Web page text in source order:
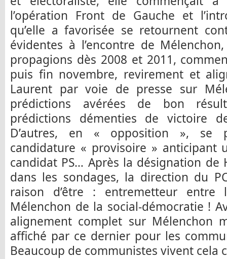
l’opération Front de Gauche et
qu’elle a favorisée se retournent
évidentes à l’encontre de
propagions dès 2008 et 2011,
puis fin novembre, revirement et
Laurent par voie de presse sur
prédictions avérées de bon
prédictions démenties de victoire
D’autres, en « opposition », se
candidature « provisoire » anticipant
candidat PS… Après la désignation
dans les sondages, la direction du
raison d’être : entremetteur entre
Mélenchon de la social-démocratie !
alignement complet sur Mélenchon
affiché par ce dernier pour les
Beaucoup de communistes vivent cela